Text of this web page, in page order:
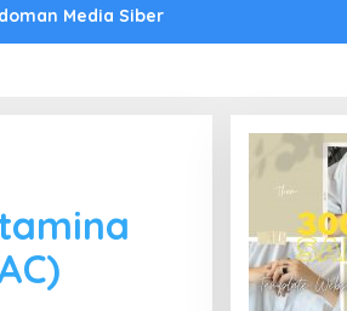
Media Siber